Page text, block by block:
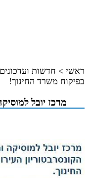
ראשי> חדשות ועדכונים
בפיקוח משרד החינוך!
מרכז יובל